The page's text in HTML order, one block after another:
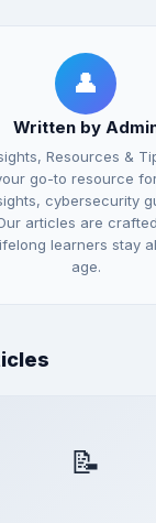
👤
Written by
Resources &
go-to resource
cybersecurity
articles are
learners stay
age.
📝